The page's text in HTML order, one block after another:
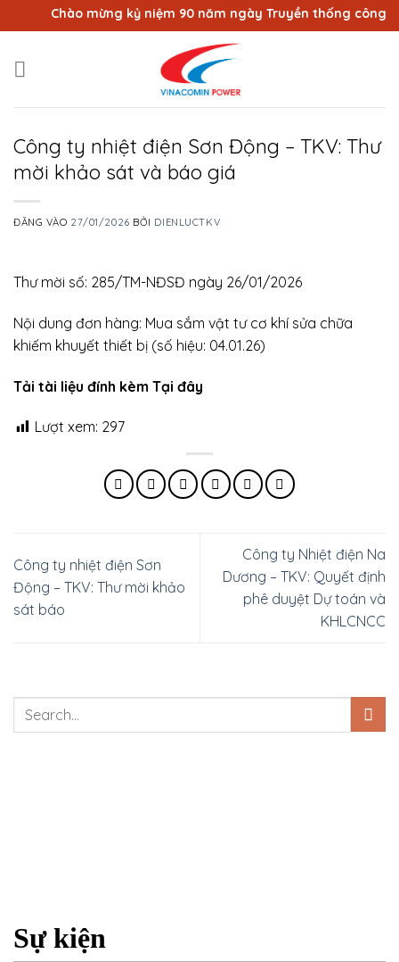
qua
dung
Chào mừng kỷ niệm 90 năm ngày Truyền thống công
Công ty nhiệt điện Sơn Động – TKV: Thư
mời khảo sát và báo giá
ĐĂNG VÀO 27/01/2026 BỞI DIENLUCTKV
Thư mời số: 285/TM-NĐSĐ ngày 26/01/2026
Nội dung đơn hàng: Mua sắm vật tư cơ khí sửa chữa
khiếm khuyết thiết bị (số hiệu: 04.01.26)
Tải tài liệu đính kèm Tại đây
Lượt xem: 297
Công ty nhiệt điện Sơn
Động – TKV: Thư mời khảo
sát báo
Công ty Nhiệt điện Na
Dương – TKV: Quyết định
phê duyệt Dự toán và
KHLCNCC
Sự kiện